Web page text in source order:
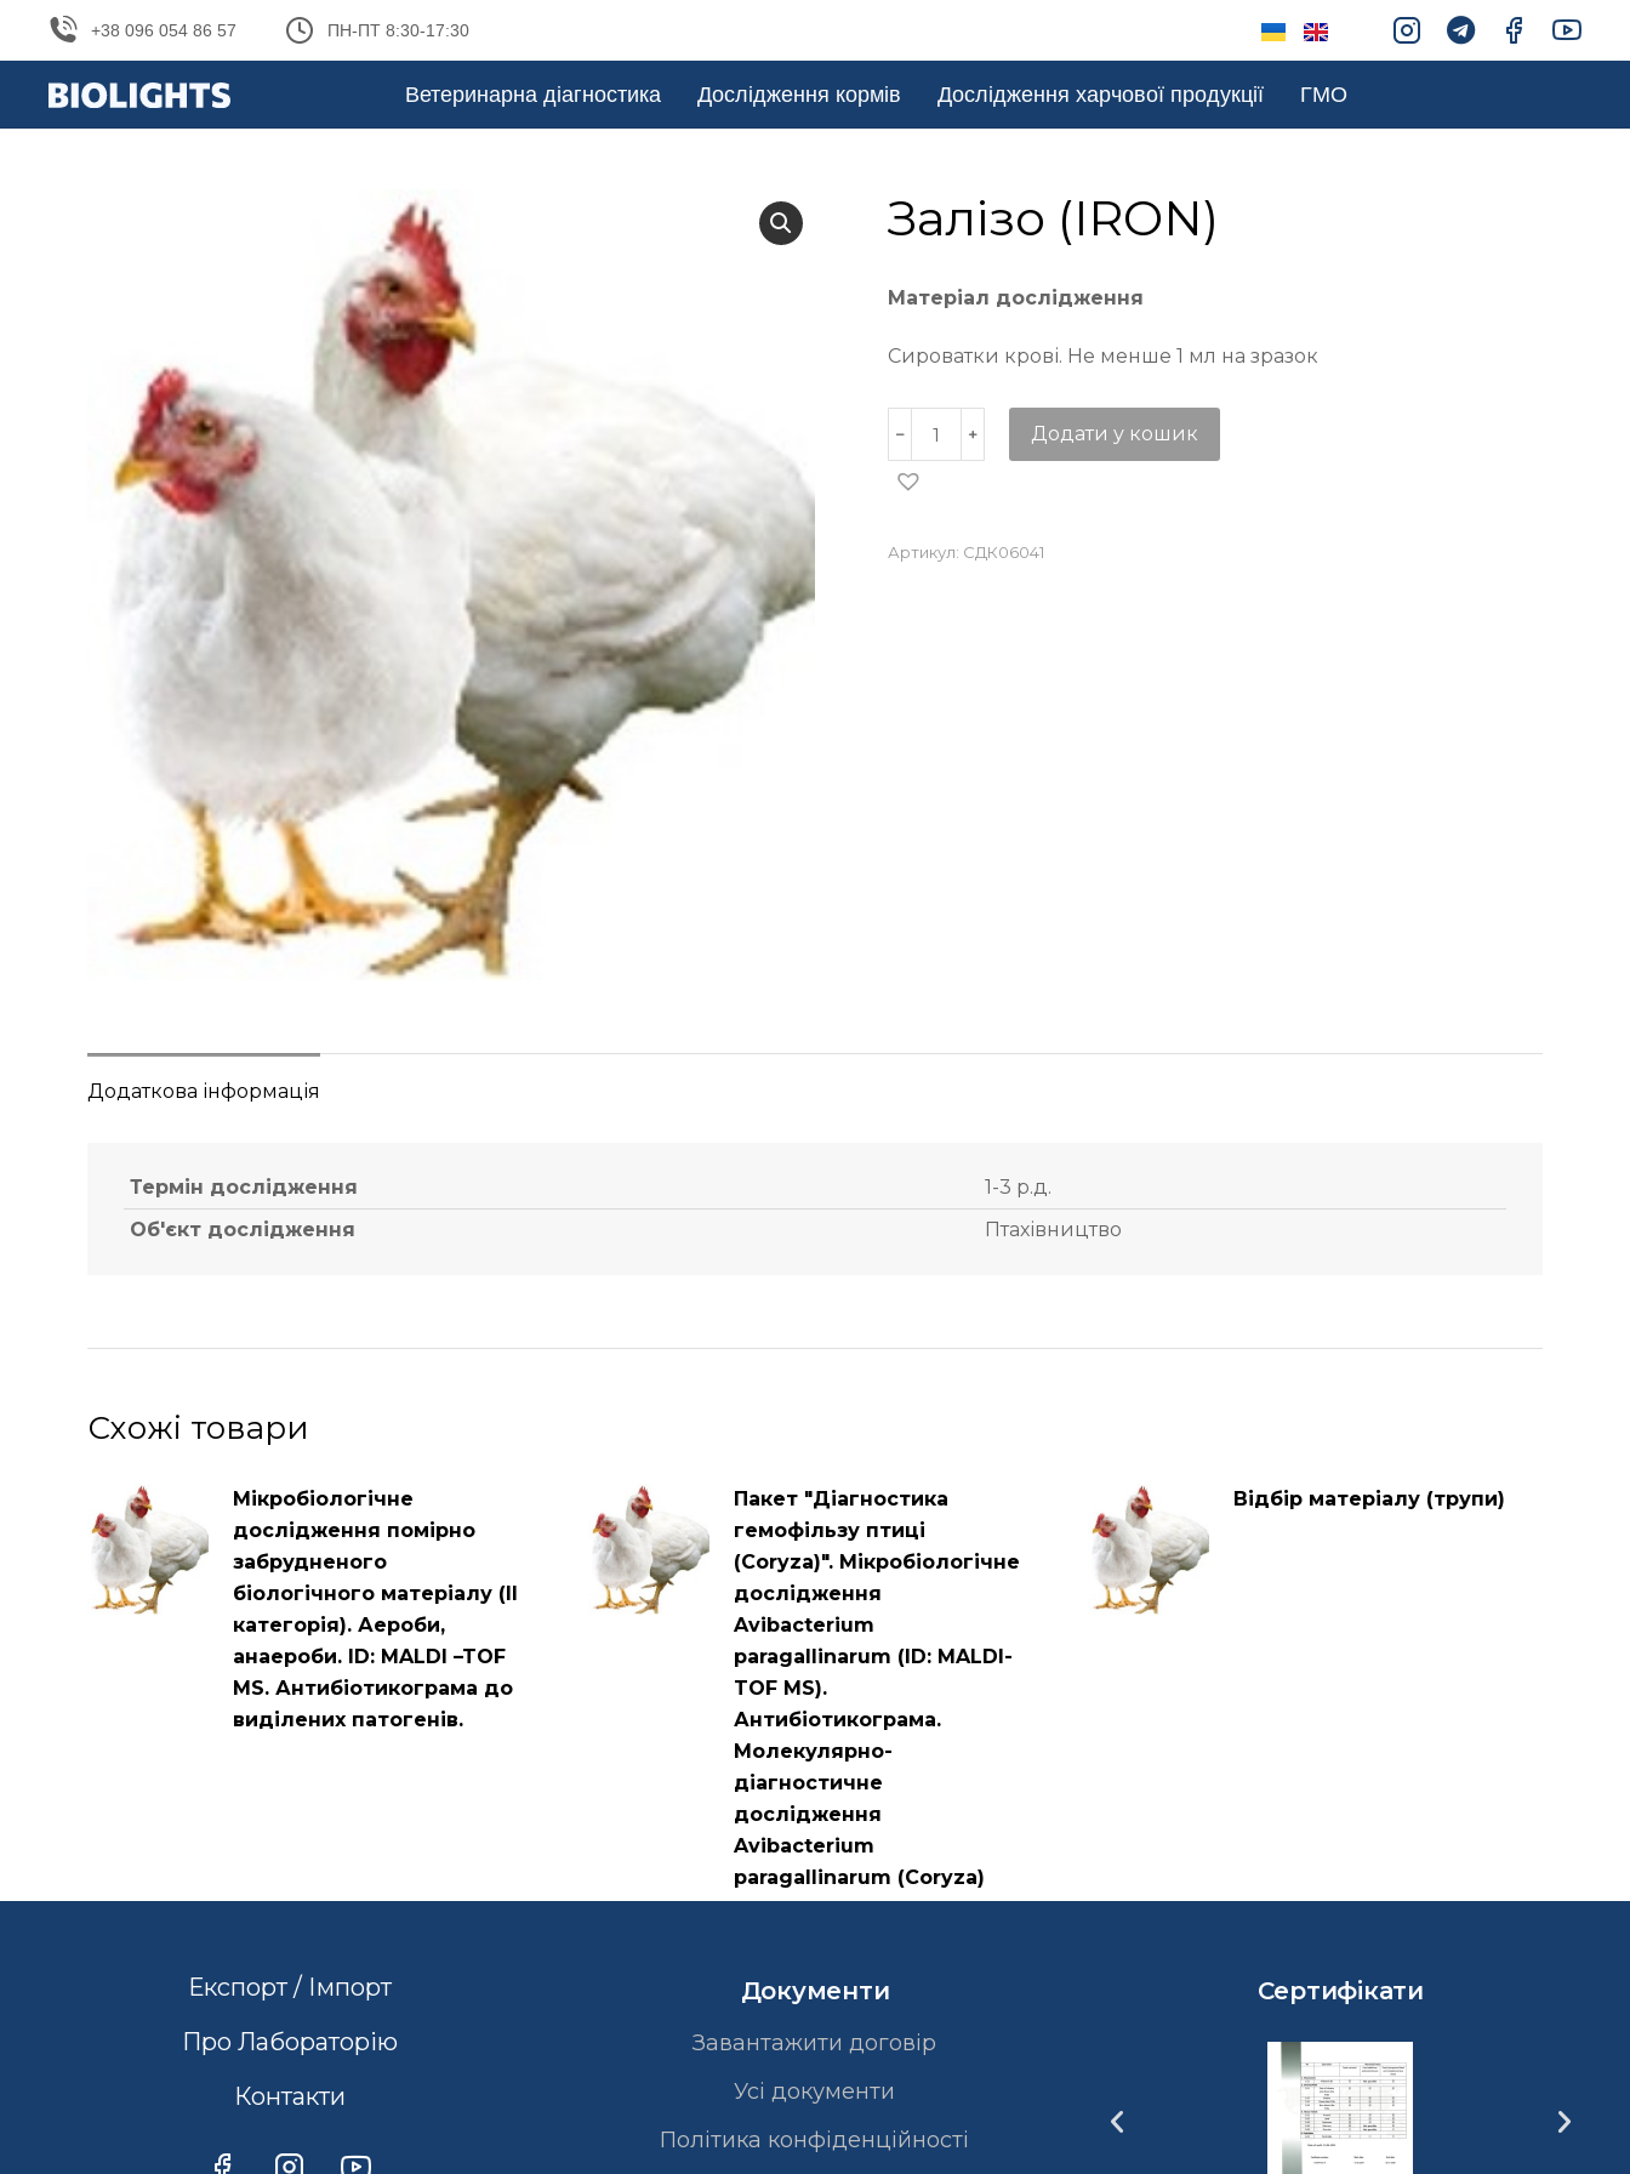
+38 096 054 86 57 ПН-ПТ 8:30-17:30
Ветеринарна діагностика Дослідження кормів Дослідження харчової продукції ГМО
Залізо (IRON)
Матеріал дослідження
Сироватки крові. Не менше 1 мл на зразок
Додати у кошик
Артикул: СДК06041
Додаткова інформація
Термін дослідження
1-3 р.д.
Об'єкт дослідження
Птахівництво
Схожі товари
Мікробіологічне
дослідження помірно
забрудненого
біологічного матеріалу (ІІ
категорія). Аероби,
анаероби. ID: MALDI –TOF
MS. Антибіотикограма до
виділених патогенів.
Пакет "Діагностика
гемофільзу птиці
(Coryza)". Мікробіологічне
дослідження
Avibacterium
paragallinarum (ID: MALDI-
TOF MS).
Антибіотикограма.
Молекулярно-
діагностичне
дослідження
Avibacterium
paragallinarum (Coryza)
Відбір матеріалу (трупи)
Експорт / Імпорт
Про Лабораторію
Контакти
Документи
Завантажити договір
Усі документи
Політика конфіденційності
Сертифікати